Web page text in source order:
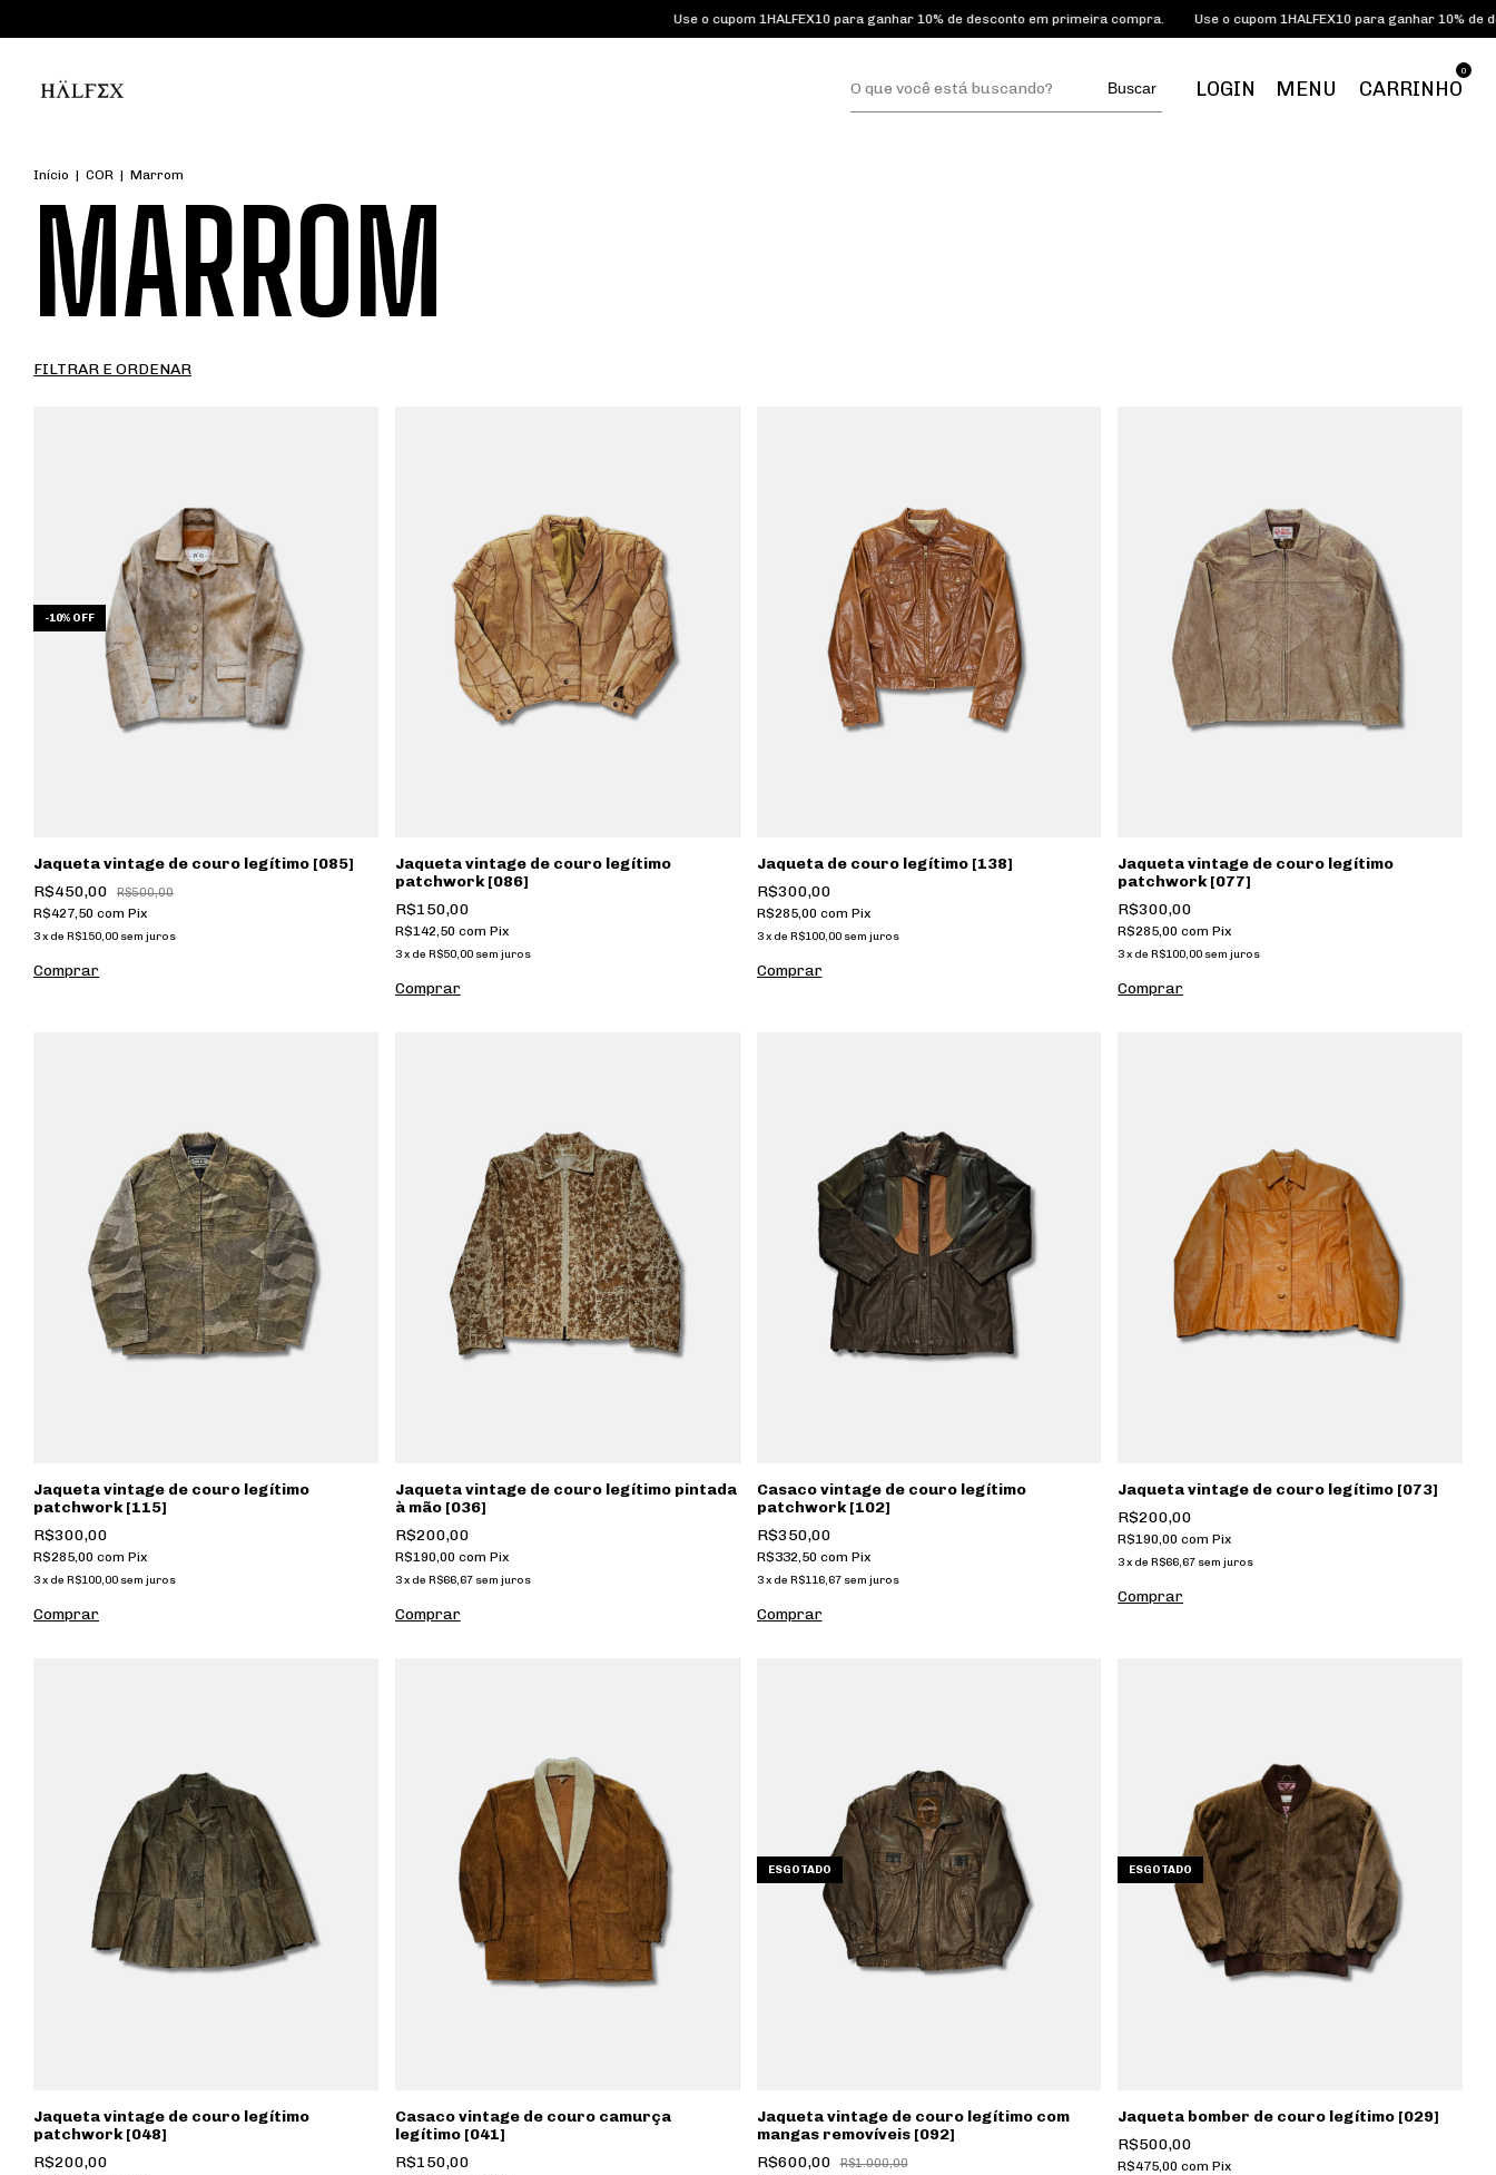
Use o cupom 1HALFEX10 para ganhar 10% de desconto em primeira compra. Use o cupom 1HALFEX10 para ganhar 10% de desconto em
MENU
Buscar LOGIN CARRINHO
0
Início | COR | Marrom
MARROM
FILTRAR E ORDENAR
-10% OFF
Jaqueta vintage de couro legítimo [085]
R$450,00
R$500,00
R$427,50 com Pix
3x de R$150,00 sem juros
Jaqueta vintage de couro legítimo
patchwork [086]
R$150,00
R$142,50 com Pix
3x de R$50,00 sem juros
Jaqueta de couro legítimo [138]
R$300,00
R$285,00 com Pix
3 x de R$100,00 sem juros
Jaqueta vintage de couro legítimo
patchwork [077]
R$300,00
R$285,00com Pix
3x deR$100,00 sem juros
Jaqueta vintage de couro legítimo
patchwork [115]
R$300,00
R$285,00 com Pix
3x de R$100,00 sem juros
Jaqueta vintage de couro legítimo pintada
à mão [036]
R$200,00
R$190,00 com Pix
3x de R$66,67 sem juros
Casaco vintage de couro legítimo
patchwork [102]
R$350,00
R$332,50 com Pix
3 x de R$116,67 sem juros
Jaqueta vintage de couro legítimo [073]
R$200,00
R$190,00com Pix
3x de R$66,67 sem juros
Jaqueta vintage de couro legítimo
patchwork [048]
R$200,00
Casaco vintage de couro camurça
legítimo [041]
R$150,00
ESGOTADO
Jaqueta vintage de couro legítimo com
mangas removíveis [092]
R$600,00
R$1.000,00
ESGOTADO
Jaqueta bomber de couro legítimo [029]
R$500,00
R$475,00com Pix